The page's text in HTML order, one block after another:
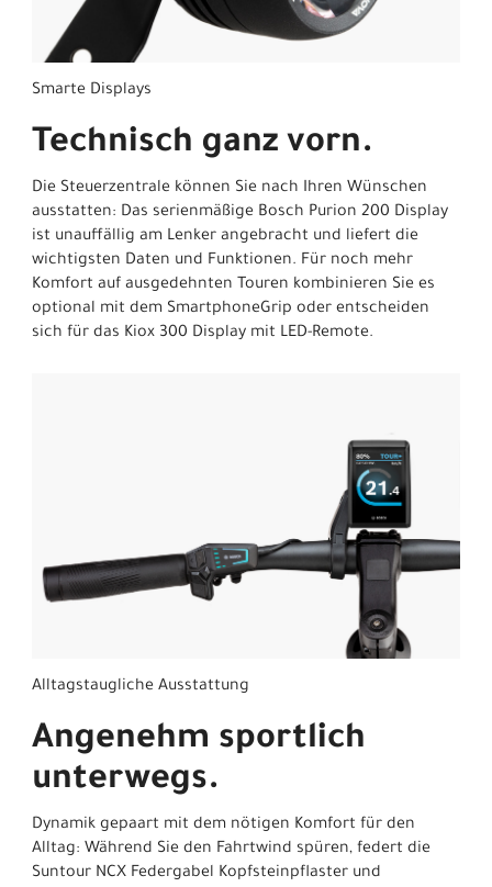
Smarte Displays
Technisch ganz vorn.
Die Steuerzentrale können Sie nach Ihren Wünschen
ausstatten: Das serienmäßige Bosch Purion 200 Display
ist unauffällig am Lenker angebracht und liefert die
wichtigsten Daten und Funktionen. Für noch mehr
Komfort auf ausgedehnten Touren kombinieren Sie es
optional mit dem SmartphoneGrip oder entscheiden
sich für das Kiox 300 Display mit LED-Remote.
Alltagstaugliche Ausstattung
Angenehm sportlich
unterwegs.
Dynamik gepaart mit dem nötigen Komfort für den
Alltag: Während Sie den Fahrtwind spüren, federt die
Suntour NCX Federgabel Kopfsteinpflaster und